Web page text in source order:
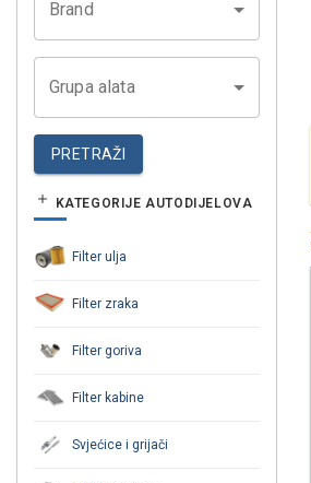
Brand
Grupa alata
PRETRAŽI
KATEGORIJE AUTODIJELOVA
Filter ulja
Filter zraka
Filter goriva
Filter kabine
Svjećice i grijači